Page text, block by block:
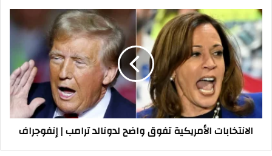
الانتخابات
الأمريكية
تفوق
واضح
لدونالد
ترامب
|
إنفوجراف
الانتخابات الأمريكية تفوق واضح لدونالد ترامب | إنفوجراف